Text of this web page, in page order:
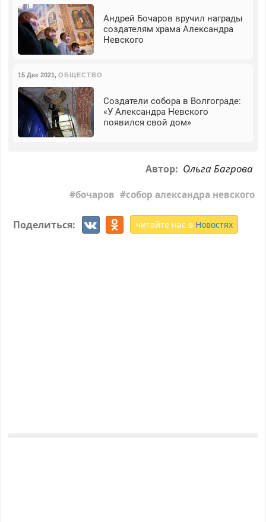
Андрей Бочаров вручил награды
создателям храма Александра
Невского
15 Дек 2021, ОБЩЕСТВО
Создатели собора в Волгограде:
«У Александра Невского
появился свой дом»
Автор: Ольга Багрова
бочаров собор александра невского
Поделиться: читайте нас в Новостях